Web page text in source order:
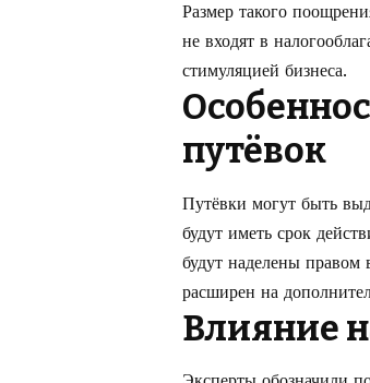
Размер такого
не входят в
стимуляцией бизнеса.
путёвок
Путёвки могут быть
будут иметь срок
будут наделены правом
расширен на
Влияние